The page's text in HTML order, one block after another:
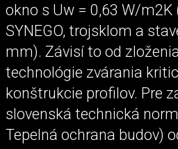
okno s Uw = 0,63 W/
SYNEGO, trojsklom a
mm). Závisí to od
technológie zvárania
konštrukcie profilov. Pre
slovenská technická
Tepelná ochrana budov)